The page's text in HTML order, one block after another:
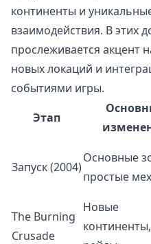
континенты и
взаимодействия. В этих
прослеживается акцент
новых локаций и
событиями игры.
Этап
Запуск (2004)
Основные
простые
The Burning
Crusade
Новые
континенты,